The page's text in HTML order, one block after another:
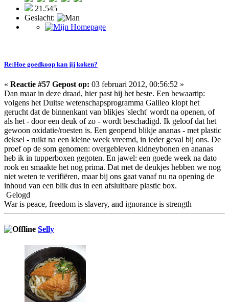
21.545
Geslacht:
Re:Hoe goedkoop kan jij koken?
« Reactie #57 Gepost op: 03 februari 2012, 00:56:52 »
Dan maar in deze draad, hier past hij het beste. Een bewaartip:
volgens het Duitse wetenschapsprogramma Galileo klopt het
gerucht dat de binnenkant van blikjes 'slecht' wordt na openen, of
als het - door een deuk of zo - wordt beschadigd. Ik geloof dat het
gewoon oxidatie/roesten is. Een geopend blikje ananas - met plastic
deksel - ruikt na een kleine week vreemd, in ieder geval bij ons. De
proef op de som genomen: overgebleven kidneybonen en ananas
heb ik in tupperboxen gegoten. En jawel: een goede week na dato
rook en smaakte het nog prima. Dat met de deukjes hebben we nog
niet weten te verifiëren, maar bij ons gaat vanaf nu na opening de
inhoud van een blik dus in een afsluitbare plastic box.
Gelogd
War is peace, freedom is slavery, and ignorance is strength
Selly